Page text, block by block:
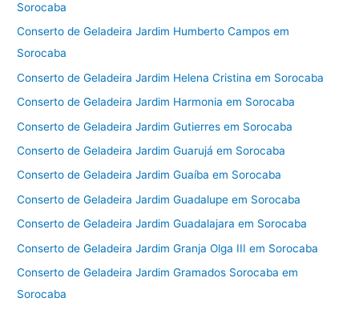
Sorocaba
Conserto de Geladeira Jardim Humberto Campos em
Sorocaba
Conserto de Geladeira Jardim Helena Cristina em Sorocaba
Conserto de Geladeira Jardim Harmonia em Sorocaba
Conserto de Geladeira Jardim Gutierres em Sorocaba
Conserto de Geladeira Jardim Guarujá em Sorocaba
Conserto de Geladeira Jardim Guaíba em Sorocaba
Conserto de Geladeira Jardim Guadalupe em Sorocaba
Conserto de Geladeira Jardim Guadalajara em Sorocaba
Conserto de Geladeira Jardim Granja Olga III em Sorocaba
Conserto de Geladeira Jardim Gramados Sorocaba em
Sorocaba